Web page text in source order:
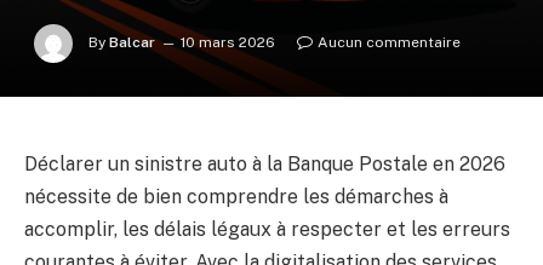
By Balcar 10 mars 2026 Aucun commentaire
Déclarer un sinistre auto à la Banque Postale en 2026
nécessite de bien comprendre les démarches à
accomplir, les délais légaux à respecter et les erreurs